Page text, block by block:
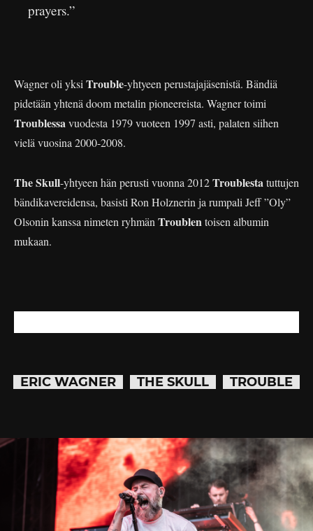
prayers.”
Wagner oli yksi Trouble-yhtyeen perustajajäsenistä. Bändiä
pidetään yhtenä doom metalin pioneereista. Wagner toimi
Troublessavuodesta 1979 vuoteen 1997 asti, palaten siihen
vielä vuosina 2000-2008.
The Skull-yhtyeen hän perusti vuonna 2012Troublestatuttujen
bändikavereidensa, basisti Ron Holznerin ja rumpali Jeff ”Oly”
Olsonin kanssa nimeten ryhmän Troublentoisen albumin
mukaan.
ERIC WAGNER THE SKULL TROUBLE